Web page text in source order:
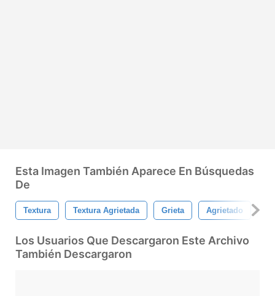
Esta Imagen También Aparece En Búsquedas
De
Textura Textura Agrietada Grieta Agrietado
Los Usuarios Que Descargaron Este Archivo
También Descargaron